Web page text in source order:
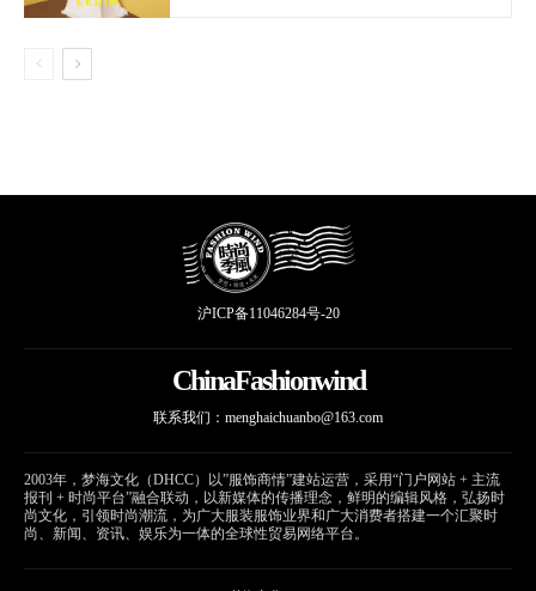
沪ICP备11046284号-20
ChinaFashionwind
联系我们： menghaichuanbo@163.com
2003年，梦海文化（DHCC）以”服饰商情”建站运营，采用“门户网站 + 主流
报刊 + 时尚平台”融合联动，以新媒体的传播理念，鲜明的编辑风格，弘扬时
尚文化，引领时尚潮流，为广大服装服饰业界和广大消费者搭建一个汇聚时
尚、新闻、资讯、娱乐为一体的全球性贸易网络平台。